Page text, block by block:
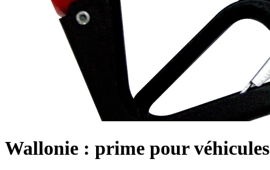
Wallonie : prime pour